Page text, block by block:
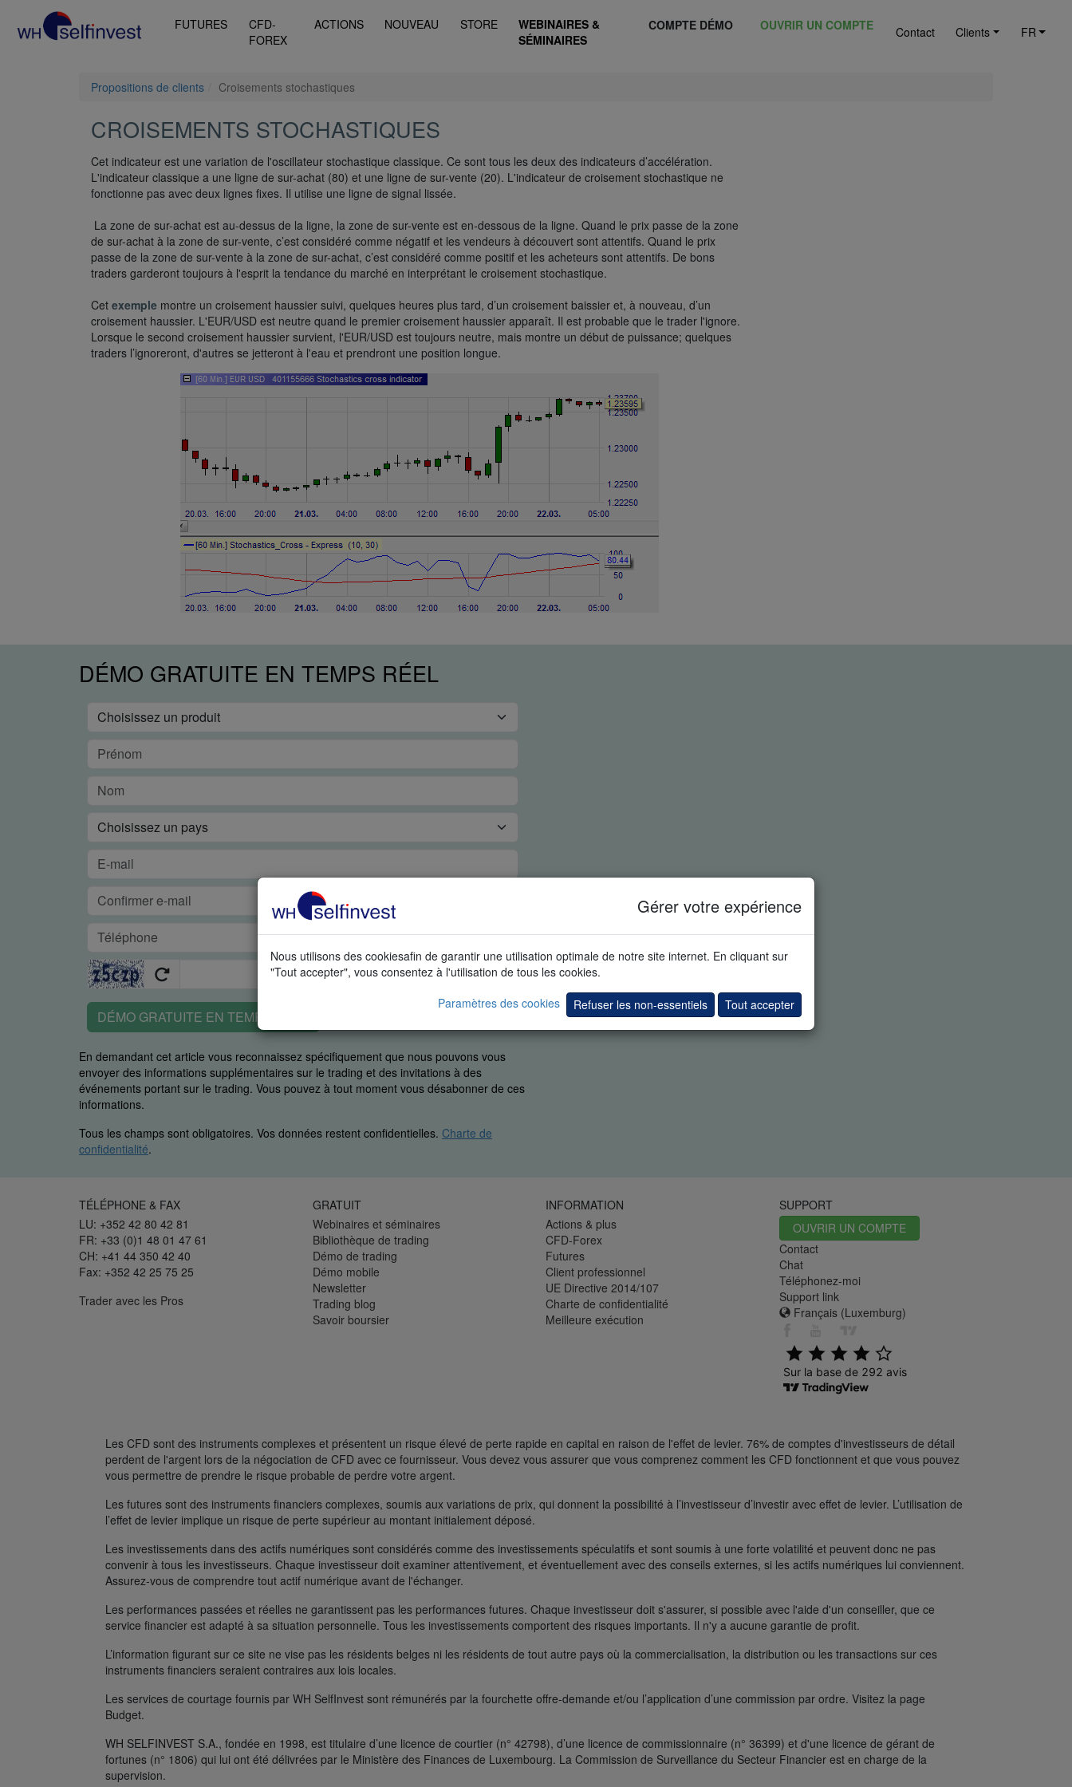
FUTURES
CFD-
FOREX
ACTIONS NOUVEAU STORE
WEBINAIRES &
SÉMINAIRES
COMPTE DÉMO OUVRIR UN COMPTE Contact Clients FR
Propositions de clients Croisements stochastiques
CROISEMENTS STOCHASTIQUES
Cet indicateur est une variation de l'oscillateur stochastique classique. Ce sont tous les deux des indicateurs d’accélération.
L'indicateur classique a une ligne de sur-achat (80) et une ligne de sur-vente (20). L'indicateur de croisement stochastique ne
fonctionne pas avec deux lignes fixes. Il utilise une ligne de signal lissée.
La zone de sur-achat est au-dessus de la ligne, la zone de sur-vente est en-dessous de la ligne. Quand le prix passe de la zone
de sur-achat à la zone de sur-vente, c’est considéré comme négatif et les vendeurs à découvert sont attentifs. Quand le prix
passe de la zone de sur-vente à la zone de sur-achat, c’est considéré comme positif et les acheteurs sont attentifs. De bons
traders garderont toujours à l'esprit la tendance du marché en interprétant le croisement stochastique.
Cet exemple montre un croisement haussier suivi, quelques heures plus tard, d’un croisement baissier et, à nouveau, d’un
croisement haussier. L'EUR/USD est neutre quand le premier croisement haussier apparaît. Il est probable que le trader l'ignore.
Lorsque le second croisement haussier survient, l'EUR/USD est toujours neutre, mais montre un début de puissance; quelques
traders l’ignoreront, d'autres se jetteront à l'eau et prendront une position longue.
Gérer votre expérience
Nous utilisons des cookiesafin de garantir une utilisation optimale de notre site internet. En cliquant sur
"Tout accepter", vous consentez à l'utilisation de tous les cookies.
Paramètres des cookies
Refuser les non-essentiels Tout accepter
DÉMO GRATUITE EN TEMPS RÉEL
DÉMO GRATUITE EN TEMPS RÉEL
En demandant cet article vous reconnaissez spécifiquement que nous pouvons vous
envoyer des informations supplémentaires sur le trading et des invitations à des
événements portant sur le trading. Vous pouvez à tout moment vous désabonner de ces
informations.
Tous les champs sont obligatoires. Vos données restent confidentielles. Charte de
confidentialité.
TÉLÉPHONE & FAX
LU: +352 42 80 42 81
FR: +33 (0)1 48 01 47 61
CH: +41 44 350 42 40
Fax: +352 42 25 75 25
Trader avec les Pros
GRATUIT
Webinaires et séminaires
Bibliothèque de trading
Démo de trading
Démo mobile
Newsletter
Trading blog
Savoir boursier
INFORMATION
Actions & plus
CFD-Forex
Futures
Client professionnel
UE Directive 2014/107
Charte de confidentialité
Meilleure exécution
SUPPORT
OUVRIR UN COMPTE
Contact
Chat
Téléphonez-moi
Support link
Français (Luxemburg)
Les CFD sont des instruments complexes et présentent un risque élevé de perte rapide en capital en raison de l'effet de levier. 76% de comptes d'investisseurs de détail
perdent de l'argent lors de la négociation de CFD avec ce fournisseur. Vous devez vous assurer que vous comprenez comment les CFD fonctionnent et que vous pouvez
vous permettre de prendre le risque probable de perdre votre argent.
Les futures sont des instruments financiers complexes, soumis aux variations de prix, qui donnent la possibilité à l’investisseur d’investir avec effet de levier. L’utilisation de
l’effet de levier implique un risque de perte supérieur au montant initialement déposé.
Les investissements dans des actifs numériques sont considérés comme des investissements spéculatifs et sont soumis à une forte volatilité et peuvent donc ne pas
convenir à tous les investisseurs. Chaque investisseur doit examiner attentivement, et éventuellement avec des conseils externes, si les actifs numériques lui conviennent.
Assurez-vous de comprendre tout actif numérique avant de l'échanger.
Les performances passées et réelles ne garantissent pas les performances futures. Chaque investisseur doit s'assurer, si possible avec l'aide d'un conseiller, que ce
service financier est adapté à sa situation personnelle. Tous les investissements comportent des risques importants. Il n'y a aucune garantie de profit.
L’information figurant sur ce site ne vise pas les résidents belges ni les résidents de tout autre pays où la commercialisation, la distribution ou les transactions sur ces
instruments financiers seraient contraires aux lois locales.
Les services de courtage fournis par WH SelfInvest sont rémunérés par la fourchette offre-demande et/ou l’application d’une commission par ordre. Visitez la page
Budget.
WH SELFINVEST S.A., fondée en 1998, est titulaire d’une licence de courtier (n° 42798), d’une licence de commissionnaire (n° 36399) et d'une licence de gérant de
fortunes (n° 1806) qui lui ont été délivrées par le Ministère des Finances de Luxembourg. La Commission de Surveillance du Secteur Financier est en charge de la
supervision.